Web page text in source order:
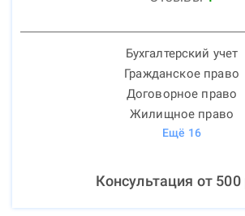
Бухгалтерский учет
Гражданское право
Договорное право
Жилищное право
Ещё 16
Консультация от 500